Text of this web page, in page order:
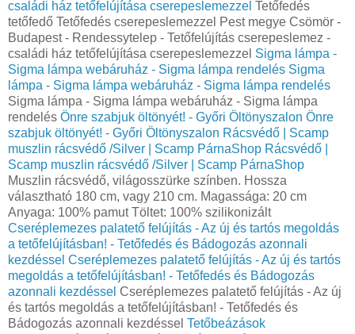
családi ház tetőfelújítása cserepeslemezzel Tetőfedés
tetőfedő Tetőfedés cserepeslemezzel Pest megye Csömör -
Budapest - Rendessytelep - Tetőfelújítás cserepeslemez -
családi ház tetőfelújítása cserepeslemezzel Sigma lámpa -
Sigma lámpa webáruház - Sigma lámpa rendelés Sigma
lámpa - Sigma lámpa webáruház - Sigma lámpa rendelés
Sigma lámpa - Sigma lámpa webáruház - Sigma lámpa
rendelés Önre szabjuk öltönyét! - Győri Öltönyszalon Önre
szabjuk öltönyét! - Győri Öltönyszalon Rácsvédő | Scamp
muszlin rácsvédő /Silver | Scamp PárnaShop Rácsvédő |
Scamp muszlin rácsvédő /Silver | Scamp PárnaShop
Muszlin rácsvédő, világosszürke színben. Hossza
választható 180 cm, vagy 210 cm. Magassága: 20 cm
Anyaga: 100% pamut Töltet: 100% szilikonizált
Cseréplemezes palatető felújítás - Az új és tartós megoldás
a tetőfelújításban! - Tetőfedés és Bádogozás azonnali
kezdéssel Cseréplemezes palatető felújítás - Az új és tartós
megoldás a tetőfelújításban! - Tetőfedés és Bádogozás
azonnali kezdéssel Cseréplemezes palatető felújítás - Az új
és tartós megoldás a tetőfelújításban! - Tetőfedés és
Bádogozás azonnali kezdéssel Tetőbeázások